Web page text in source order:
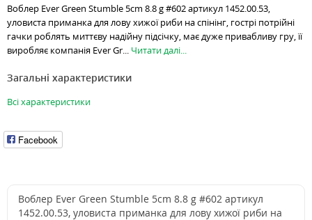
Воблер Ever Green Stumble 5cm 8.8 g #602 артикул 1452.00.53,
уловиста приманка для лову хижої риби на спінінг, гострі потрійні
гачки роблять миттєву надійну підсічку, має дуже привабливу гру, її
виробляє компанія Ever Gr... Читати далі...
Загальні характеристики
Всі характеристики
Facebook
Воблер Ever Green Stumble 5cm 8.8 g #602 артикул
1452.00.53, уловиста приманка для лову хижої риби на